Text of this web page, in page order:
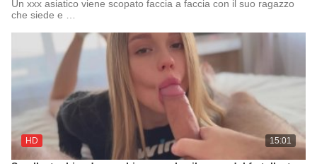
Un xxx asiatico viene scopato faccia a faccia con il suo ragazzo
che siede e …
HD 15:01